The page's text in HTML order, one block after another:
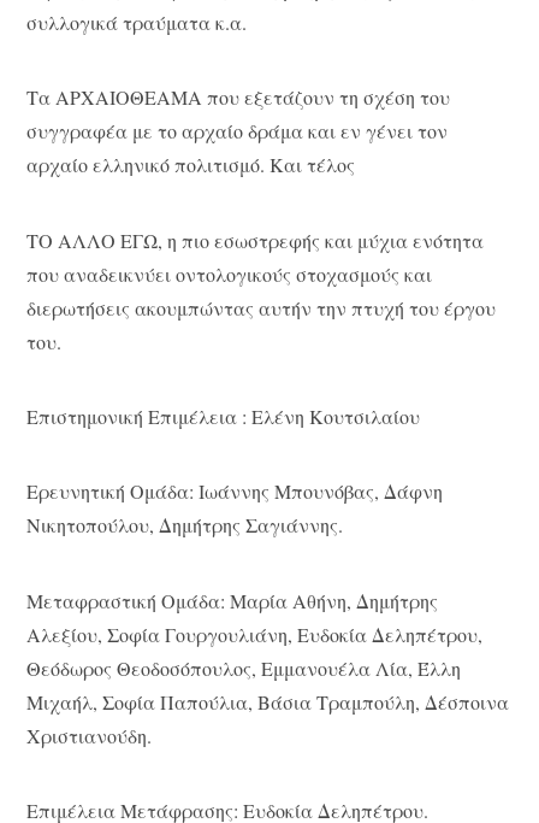
συλλογικά τραύματα κ.α.
Τα ΑΡΧΑΙΟΘΕΑΜΑ που εξετάζουν τη σχέση του
συγγραφέα με το αρχαίο δράμα και εν γένει τον
αρχαίο ελληνικό πολιτισμό. Και τέλος
ΤΟ ΑΛΛΟ ΕΓΩ, η πιο εσωστρεφής και μύχια ενότητα
που αναδεικνύει οντολογικούς στοχασμούς και
διερωτήσεις ακουμπώντας αυτήν την πτυχή του έργου
του.
Επιστημονική Επιμέλεια : Ελένη Κουτσιλαίου
Ερευνητική Ομάδα: Ιωάννης Μπουνόβας, Δάφνη
Νικητοπούλου, Δημήτρης Σαγιάννης.
Μεταφραστική Ομάδα: Μαρία Αθήνη, Δημήτρης
Αλεξίου, Σοφία Γουργουλιάνη, Ευδοκία Δεληπέτρου,
Θεόδωρος Θεοδοσόπουλος, Εμμανουέλα Λία, Έλλη
Μιχαήλ, Σοφία Παπούλια, Βάσια Τραμπούλη, Δέσποινα
Χριστιανούδη.
Επιμέλεια Μετάφρασης: Ευδοκία Δεληπέτρου.